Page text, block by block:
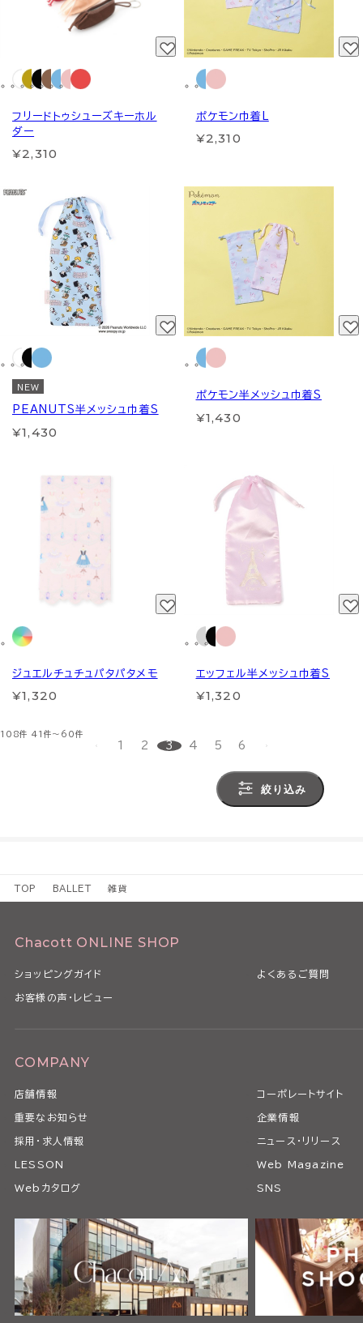
フリードトゥシューズキーホル
ダー
¥2,310
ポケモン巾着L
¥2,310
NEW
PEANUTS半メッシュ巾着S
¥1,430
ポケモン半メッシュ巾着S
¥1,430
ジュエルチュチュパタパタメモ
¥1,320
エッフェル半メッシュ巾着S
¥1,320
108件 41件～60件
1 2 3 4 5 6
絞り込み
TOP BALLET 雑貨
Chacott ONLINE SHOP
ショッピングガイド よくあるご質問
お客様の声・レビュー
COMPANY
店舗情報 コーポレートサイト
重要なお知らせ 企業情報
採用・求人情報 ニュース・リリース
LESSON Web Magazine
Webカタログ SNS